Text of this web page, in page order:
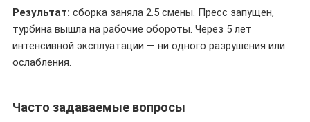
Результат: сборка заняла 2.5 смены. Пресс запущен,
турбина вышла на рабочие обороты. Через 5 лет
интенсивной эксплуатации — ни одного разрушения или
ослабления.
Часто задаваемые вопросы